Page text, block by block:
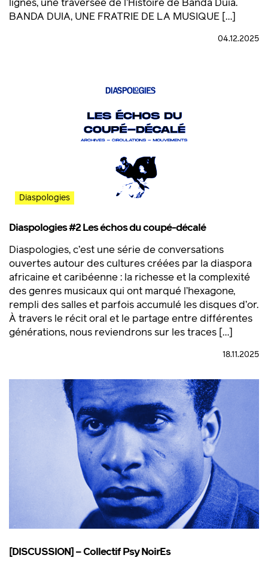
lignes, une traversée de l’Histoire de Banda Duia.
BANDA DUIA, UNE FRATRIE DE LA MUSIQUE […]
04.12.2025
Diaspologies
Diaspologies #2 Les échos du coupé-décalé
Diaspologies, c’est une série de conversations
ouvertes autour des cultures créées par la diaspora
africaine et caribéenne : la richesse et la complexité
des genres musicaux qui ont marqué l’hexagone,
rempli des salles et parfois accumulé les disques d’or.
À travers le récit oral et le partage entre différentes
générations, nous reviendrons sur les traces […]
18.11.2025
[DISCUSSION] – Collectif Psy NoirEs